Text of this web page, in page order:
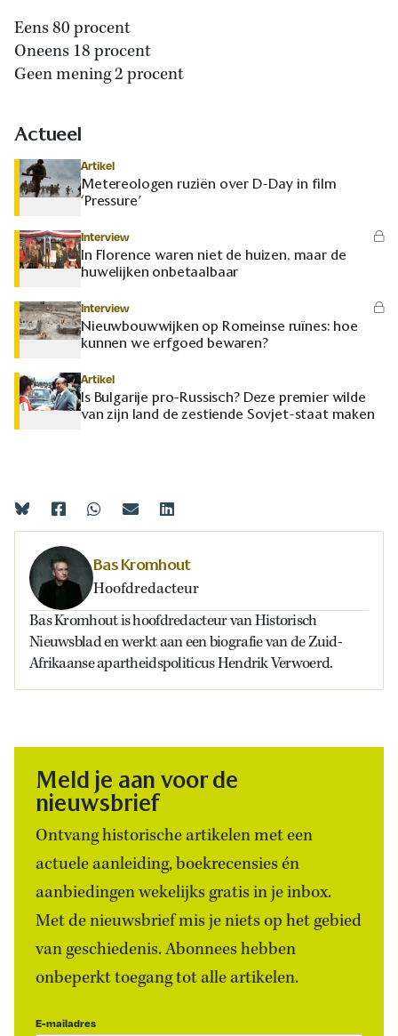
Eens 80 procent
Oneens 18 procent
Geen mening 2 procent
Actueel
Artikel
Metereologen ruziën over D-Day in film
‘Pressure’
Interview
In Florence waren niet de huizen, maar de
huwelijken onbetaalbaar
Interview
Nieuwbouwwijken op Romeinse ruïnes: hoe
kunnen we erfgoed bewaren?
Artikel
Is Bulgarije pro-Russisch? Deze premier wilde
van zijn land de zestiende Sovjet-staat maken
Bas Kromhout
Hoofdredacteur
Bas Kromhout is hoofdredacteur van Historisch
Nieuwsblad en werkt aan een biografie van de Zuid-
Afrikaanse apartheidspoliticus Hendrik Verwoerd.
Meld je aan voor de
nieuwsbrief
Ontvang historische artikelen met een
actuele aanleiding, boekrecensies én
aanbiedingen wekelijks gratis in je inbox.
Met de nieuwsbrief mis je niets op het gebied
van geschiedenis. Abonnees hebben
onbeperkt toegang tot alle artikelen.
E-mailadres